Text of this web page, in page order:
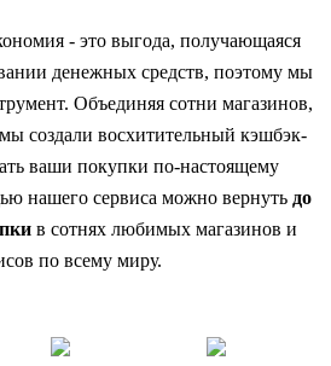
- это выгода, получающаяся
денежных средств, поэтому мы
Объединяя сотни магазинов,
создали восхитительный кэшбэк-
ваши покупки по-настоящему
нашего сервиса можно вернуть до
в сотнях любимых магазинов и
по всему миру.